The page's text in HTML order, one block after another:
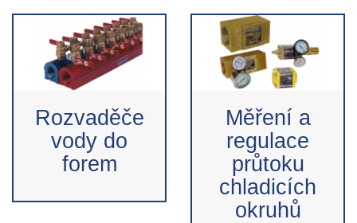
Rozvaděče
vody do
forem
Měření a
regulace
průtoku
chladicích
okruhů